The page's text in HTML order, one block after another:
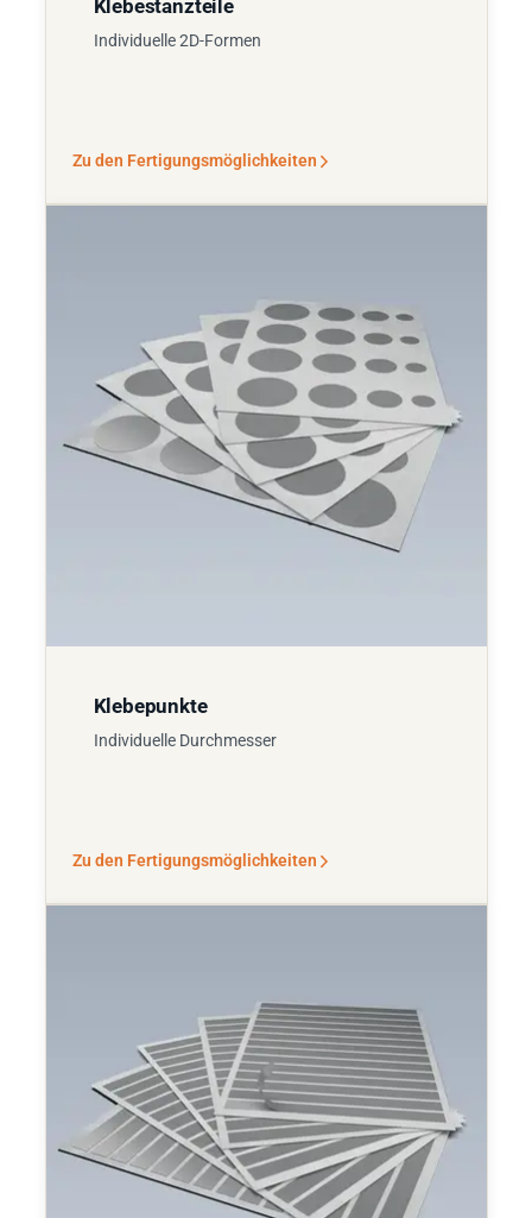
Klebestanzteile
Individuelle 2D-Formen
Zu den Fertigungsmöglichkeiten
Klebepunkte
Individuelle Durchmesser
Zu den Fertigungsmöglichkeiten